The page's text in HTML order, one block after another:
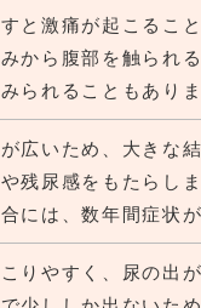
と激痛が起こるこ
から腹部を触られ
られることもありま
広いため、大きな
残尿感をもたらし
には、数年間症状
りやすく、尿の出